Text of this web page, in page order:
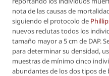
nota de las causas de
siguiendo el protocolo de
nuevos reclutas todos los
tamaño mayor a 5 cm de DAP.
para determinar su densidad,
muestras de mínimo cinco
abundantes de los dos tipos de